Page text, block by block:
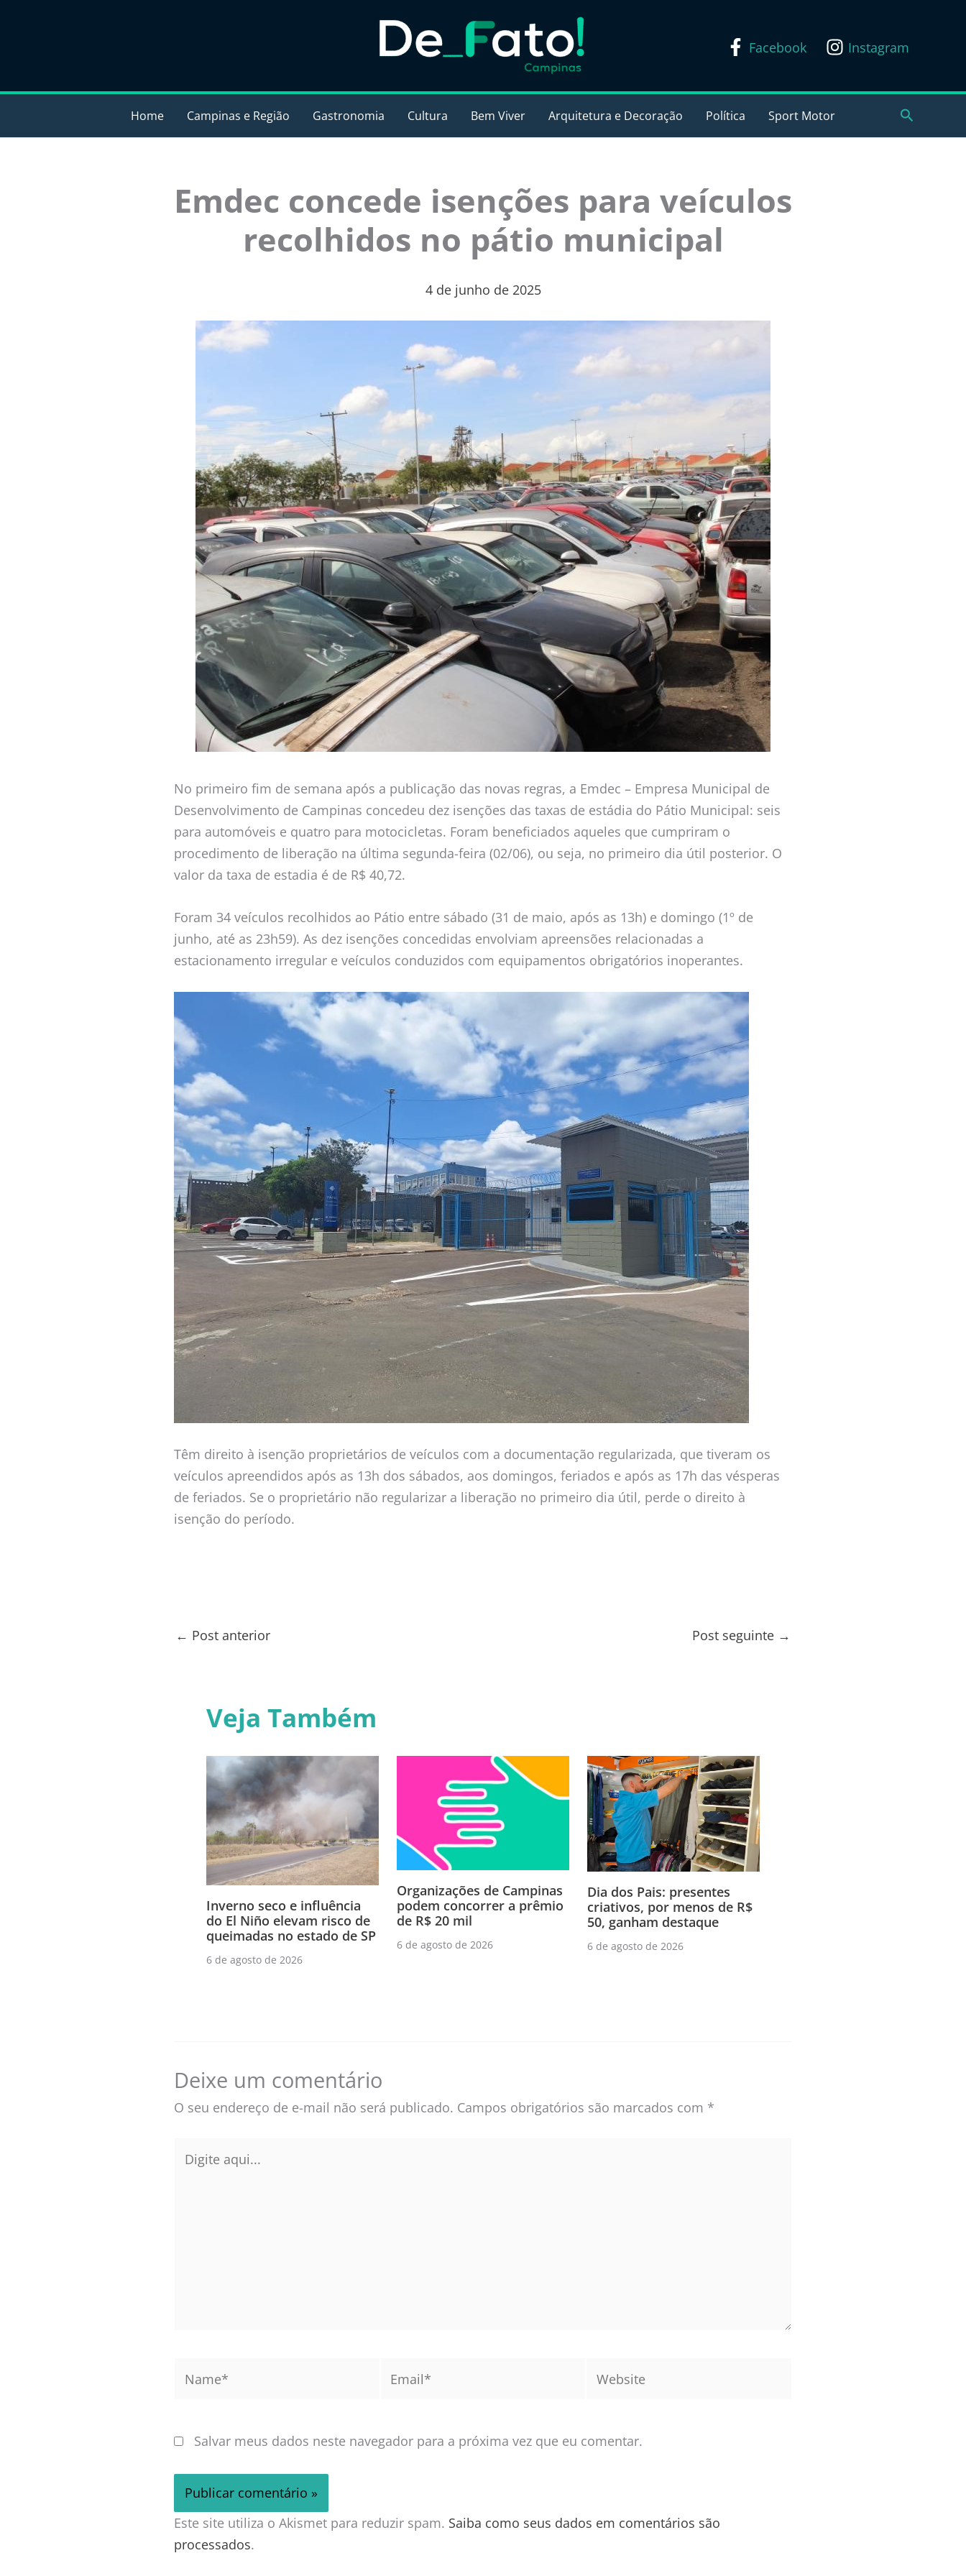
Facebook Instagram
Home Campinas e Região Gastronomia Cultura Bem Viver Arquitetura e Decoração Política Sport Motor Pesquisar
Emdec concede isenções para veículos
recolhidos no pátio municipal
4 de junho de 2025
No primeiro fim de semana após a publicação das novas regras, a Emdec – Empresa Municipal de
Desenvolvimento de Campinas concedeu dez isenções das taxas de estádia do Pátio Municipal: seis
para automóveis e quatro para motocicletas. Foram beneficiados aqueles que cumpriram o
procedimento de liberação na última segunda-feira (02/06), ou seja, no primeiro dia útil posterior. O
valor da taxa de estadia é de R$ 40,72.
Foram 34 veículos recolhidos ao Pátio entre sábado (31 de maio, após as 13h) e domingo (1º de
junho, até as 23h59). As dez isenções concedidas envolviam apreensões relacionadas a
estacionamento irregular e veículos conduzidos com equipamentos obrigatórios inoperantes.
Têm direito à isenção proprietários de veículos com a documentação regularizada, que tiveram os
veículos apreendidos após as 13h dos sábados, aos domingos, feriados e após as 17h das vésperas
de feriados. Se o proprietário não regularizar a liberação no primeiro dia útil, perde o direito à
isenção do período.
← Post anterior Post seguinte →
Veja Também
Inverno seco e influência
do El Niño elevam risco de
queimadas no estado de SP
6 de agosto de 2026
Organizações de Campinas
podem concorrer a prêmio
de R$ 20 mil
6 de agosto de 2026
Dia dos Pais: presentes
criativos, por menos de R$
50, ganham destaque
6 de agosto de 2026
Deixe um comentário
O seu endereço de e-mail não será publicado. Campos obrigatórios são marcados com *
aqui...
Salvar meus dados neste navegador para a próxima vez que eu comentar.
Este site utiliza o Akismet para reduzir spam. Saiba como seus dados em comentários são
processados.